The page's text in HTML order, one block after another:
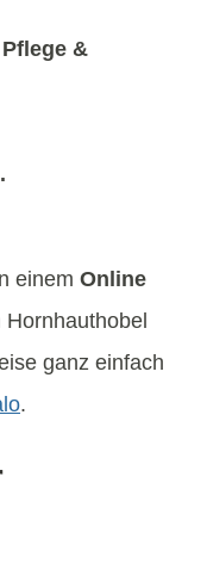
&
einem Online
ganz einfach
.